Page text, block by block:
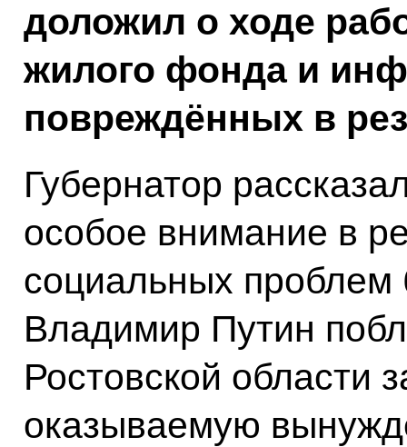
доложил о ходе
жилого фонда и
повреждённых в
Губернатор
особое внимание в
социальных
Владимир Путин
Ростовской области
оказываемую